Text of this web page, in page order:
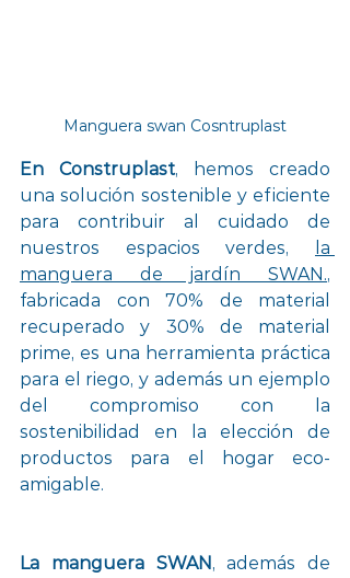
Manguera swan Cosntruplast
En Construplast, hemos creado
una solución sostenible y eficiente
para contribuir al cuidado de
nuestros espacios verdes,
la
manguera de jardín SWAN.,
fabricada con 70% de material
recuperado y 30% de material
prime, es una herramienta práctica
para el riego, y además un ejemplo
del compromiso con la
sostenibilidad en la elección de
productos para el hogar eco-
amigable.
La manguera SWAN , además de